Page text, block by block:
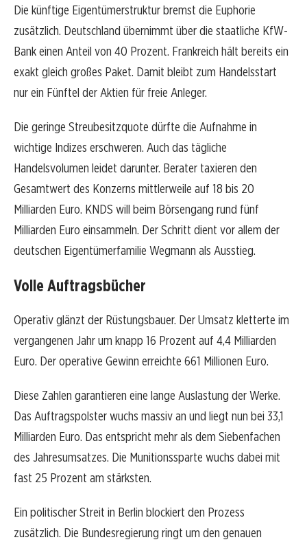
Die künftige Eigentümerstruktur bremst die Euphorie
zusätzlich. Deutschland übernimmt über die staatliche KfW-
Bank einen Anteil von 40 Prozent. Frankreich hält bereits ein
exakt gleich großes Paket. Damit bleibt zum Handelsstart
nur ein Fünftel der Aktien für freie Anleger.
Die geringe Streubesitzquote dürfte die Aufnahme in
wichtige Indizes erschweren. Auch das tägliche
Handelsvolumen leidet darunter. Berater taxieren den
Gesamtwert des Konzerns mittlerweile auf 18 bis 20
Milliarden Euro. KNDS will beim Börsengang rund fünf
Milliarden Euro einsammeln. Der Schritt dient vor allem der
deutschen Eigentümerfamilie Wegmann als Ausstieg.
Volle Auftragsbücher
Operativ glänzt der Rüstungsbauer. Der Umsatz kletterte im
vergangenen Jahr um knapp 16 Prozent auf 4,4 Milliarden
Euro. Der operative Gewinn erreichte 661 Millionen Euro.
Diese Zahlen garantieren eine lange Auslastung der Werke.
Das Auftragspolster wuchs massiv an und liegt nun bei 33,1
Milliarden Euro. Das entspricht mehr als dem Siebenfachen
des Jahresumsatzes. Die Munitionssparte wuchs dabei mit
fast 25 Prozent am stärksten.
Ein politischer Streit in Berlin blockiert den Prozess
zusätzlich. Die Bundesregierung ringt um den genauen